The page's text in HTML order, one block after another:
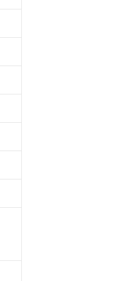
品です。
のある商品です。